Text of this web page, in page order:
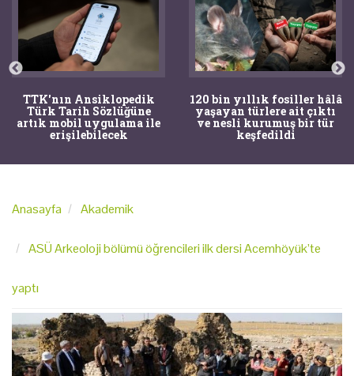
TTK'nın Ansiklopedik
Türk Tarih Sözlüğüne
artık mobil uygulama ile
erişilebilecek
120 bin yıllık fosiller hâlâ
yaşayan türlere ait çıktı
ve nesli kurumuş bir tür
keşfedildi
Anasayfa Akademik
ASÜ Arkeoloji bölümü öğrencileri ilk dersi Acemhöyük’te
yaptı